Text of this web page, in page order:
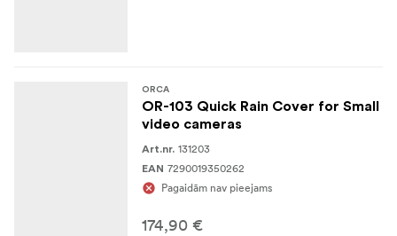
ORCA
OR-103 Quick Rain Cover for Small
video cameras
Art.nr. 131203
EAN 7290019350262
Pagaidām nav pieejams
174,90 €